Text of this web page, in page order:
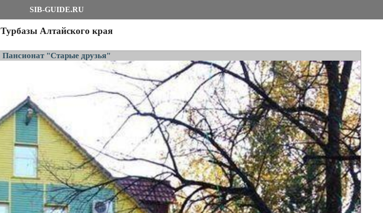
SIB-GUIDE.RU
Турбазы Алтайского края
Пансионат "Старые друзья"